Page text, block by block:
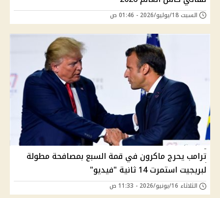
السبت 18/يوليو/2026 - 01:46 ص
ترامب يحرج ماكرون في قمة السبع بمصافحة مطولة
لبريجيت استمرت 14 ثانية "فيديو"
الثلاثاء 16/يونيو/2026 - 11:33 ص